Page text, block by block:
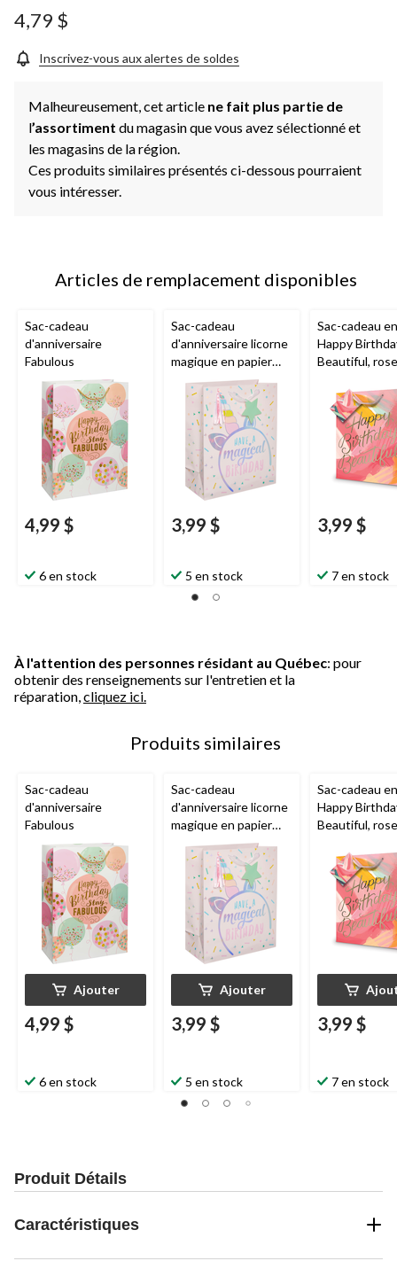
4,79 $
Inscrivez-vous aux alertes de soldes
Malheureusement, cet article ne fait plus partie de
l’assortiment du magasin que vous avez sélectionné et
les magasins de la région.
Ces produits similaires présentés ci-dessous pourraient
vous intéresser.
Articles de remplacement disponibles
Sac-cadeau
d'anniversaire
Fabulous
4,99 $
6 en stock
Sac-cadeau
d'anniversaire licorne
magique en papier
glacé, moyen
3,99 $
5 en stock
Sac-cadeau
Happy
Beautiful,
d'anniversaire
3,99 $
7 en stock
À l'attention des personnes résidant au Québec: pour
obtenir des renseignements sur l'entretien et la
réparation, cliquez ici.
Produits similaires
Sac-cadeau
d'anniversaire
Fabulous
Ajouter
4,99 $
6 en stock
Sac-cadeau
d'anniversaire licorne
magique en papier
glacé, moyen
Ajouter
3,99 $
5 en stock
Sac-cadeau
Happy
Beautiful,
d'anniversaire
3,99 $
7 en stock
Produit Détails
Caractéristiques